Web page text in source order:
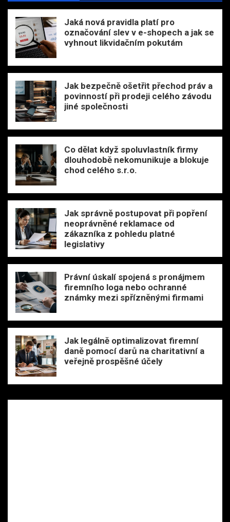
Jaká nová pravidla platí pro
označování slev v e-shopech a jak se
vyhnout likvidačním pokutám
Jak bezpečně ošetřit přechod práv a
povinností při prodeji celého závodu
jiné společnosti
Co dělat když spoluvlastník firmy
dlouhodobě nekomunikuje a blokuje
chod celého s.r.o.
Jak správně postupovat při popření
neoprávněné reklamace od
zákazníka z pohledu platné
legislativy
Právní úskalí spojená s pronájmem
firemního loga nebo ochranné
známky mezi spřízněnými firmami
Jak legálně optimalizovat firemní
daně pomocí darů na charitativní a
veřejně prospěšné účely